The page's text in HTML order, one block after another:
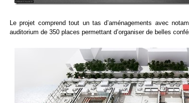
Le projet comprend tout un tas d’aménagements avec
auditorium de 350 places permettant d’organiser de belles